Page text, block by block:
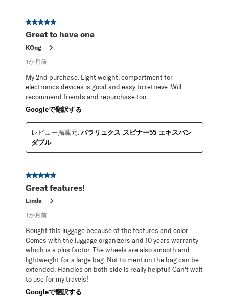
星5／5個です。
Great to have one
KOng
1か月前
My 2nd purchase. Light weight, compartment for
electronics devices is good and easy to retrieve. Will
recommend friends and repurchase too.
Googleで翻訳する
レビュー掲載元: パラリュクス スピナー55 エキスパン
ダブル
星5／5個です。
Great features!
Linda
1か月前
Bought this luggage because of the features and color.
Comes with the luggage organizers and 10 years warranty
which is a plus factor. The wheels are also smooth and
lightweight for a large bag. Not to mention the bag can be
extended. Handles on both side is really helpful! Can't wait
to use for my travels!
Googleで翻訳する